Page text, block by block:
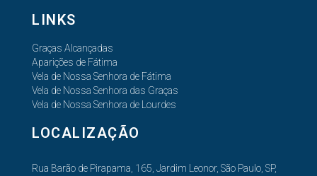
LINKS
Graças Alcançadas
Aparições de Fátima
Vela de Nossa Senhora de Fátima
Vela de Nossa Senhora das Graças
Vela de Nossa Senhora de Lourdes
LOCALIZAÇÃO
Rua Barão de Pirapama, 165, Jardim Leonor, São Paulo, SP,